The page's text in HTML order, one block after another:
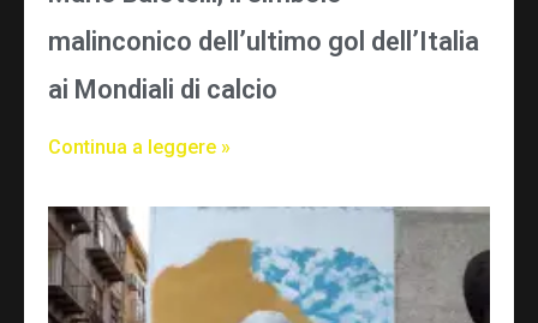
malinconico dell’ultimo gol dell’Italia
ai Mondiali di calcio
Continua a leggere »